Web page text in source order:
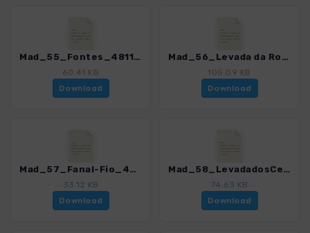
Mad_55_Fontes_4811_12.gpx
60.41 KB
Download
Mad_56_Levada da Rocha Vermelha_4811_12.gpx
105.09 KB
Download
Mad_57_Fanal-Fio_4811_12.gpx
33.12 KB
Download
Mad_58_LevadadosCedros_4811_12.gpx
74.63 KB
Download